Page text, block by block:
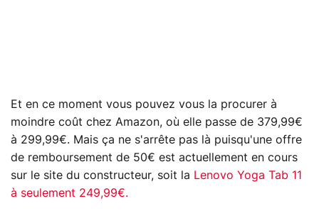
Et en ce moment vous pouvez vous la procurer à
moindre coût chez Amazon, où elle passe de 379,99€
à 299,99€. Mais ça ne s'arrête pas là puisqu'une offre
de remboursement de 50€ est actuellement en cours
sur le site du constructeur, soit la Lenovo Yoga Tab 11
à seulement 249,99€.